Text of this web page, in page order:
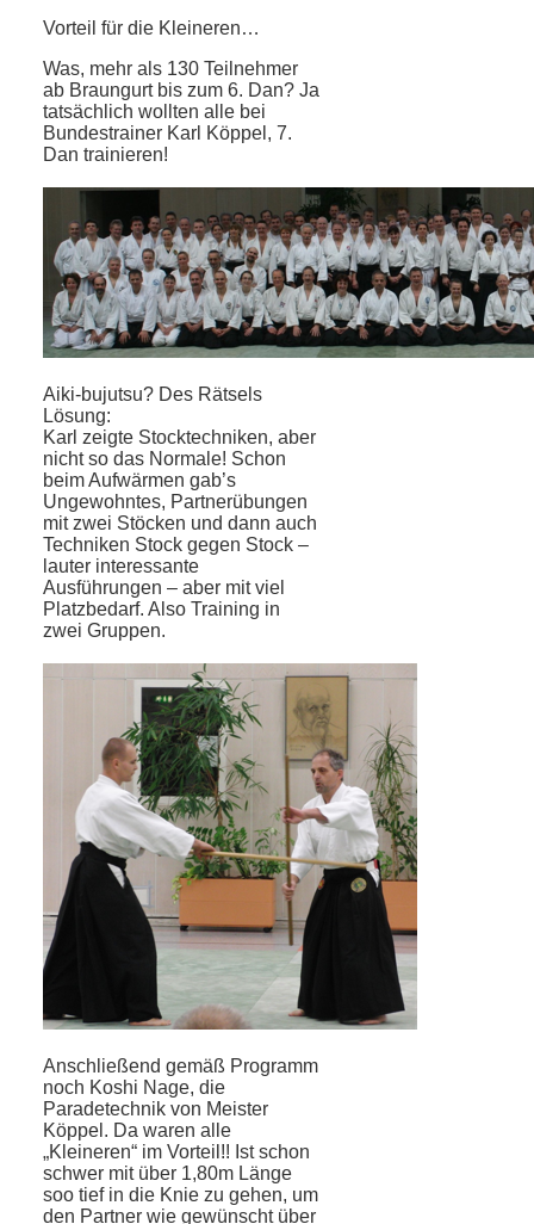
Vorteil für die Kleineren…
Was, mehr als 130 Teilnehmer
ab Braungurt bis zum 6. Dan? Ja
tatsächlich wollten alle bei
Bundestrainer Karl Köppel, 7.
Dan trainieren!
Aiki-bujutsu? Des Rätsels
Lösung:
Karl zeigte Stocktechniken, aber
nicht so das Normale! Schon
beim Aufwärmen gab’s
Ungewohntes, Partnerübungen
mit zwei Stöcken und dann auch
Techniken Stock gegen Stock –
lauter interessante
Ausführungen – aber mit viel
Platzbedarf. Also Training in
zwei Gruppen.
Anschließend gemäß Programm
noch Koshi Nage, die
Paradetechnik von Meister
Köppel. Da waren alle
„Kleineren“ im Vorteil!! Ist schon
schwer mit über 1,80m Länge
soo tief in die Knie zu gehen, um
den Partner wie gewünscht über